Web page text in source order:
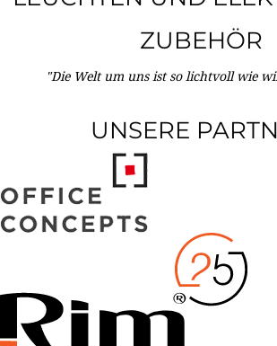
ZUBEHÖR
"Die Welt um uns ist so lichtvoll wie
UNSERE